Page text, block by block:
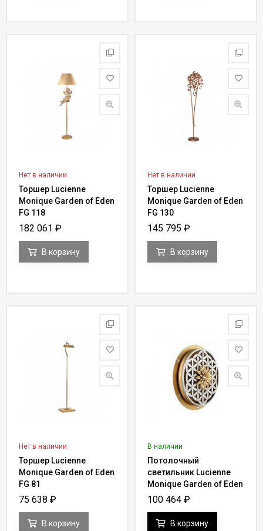
Нет в наличии
Торшер Lucienne
Monique Garden of Eden
FG 118
182 061 ₽
В корзину
Нет в наличии
Торшер Lucienne
Monique Garden of Eden
FG 130
145 795 ₽
В корзину
Нет в наличии
Торшер Lucienne
Monique Garden of Eden
FG 81
75 638 ₽
В корзину
В наличии
Потолочный
светильник Lucienne
Monique Garden of Eden
Y 52
100 464 ₽
В корзину